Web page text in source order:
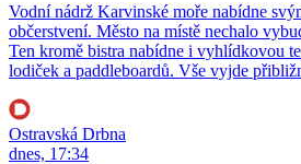
Vodní nádrž Karvinské moře nabídne
občerstvení. Město na místě nechalo
Ten kromě bistra nabídne i vyhlídkovou
lodiček a paddleboardů. Vše vyjde
Ostravská Drbna
dnes, 17:34